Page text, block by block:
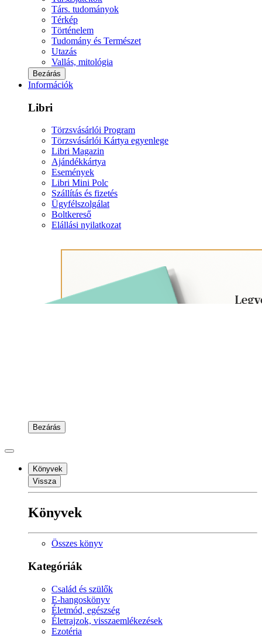
Társ. tudományok
Térkép
Történelem
Tudomány és Természet
Utazás
Vallás, mitológia
Bezárás
Információk
Libri
Törzsvásárlói Program
Törzsvásárlói Kártya egyenlege
Libri Magazin
Ajándékkártya
Események
Libri Mini Polc
Szállítás és fizetés
Ügyfélszolgálat
Boltkereső
Elállási nyilatkozat
Bezárás
Könyvek
Vissza
Könyvek
Összes könyv
Kategóriák
Család és szülők
E-hangoskönyv
Életmód, egészség
Életrajzok, visszaemlékezések
Ezotéria